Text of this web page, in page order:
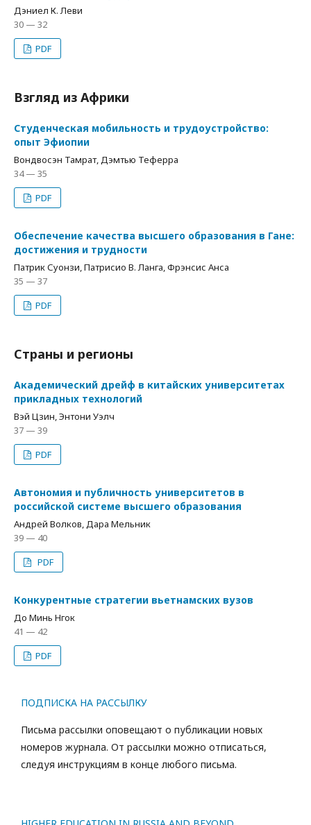
Дэниел К. Леви
30 — 32
PDF
Взгляд из Африки
Студенческая мобильность и трудоустройство:
опыт Эфиопии
Вондвосэн Тамрат, Дэмтью Теферра
34 — 35
PDF
Обеспечение качества высшего образования в Гане:
достижения и трудности
Патрик Суонзи, Патрисио В. Ланга, Фрэнсис Анса
35 — 37
PDF
Страны и регионы
Академический дрейф в китайских университетах
прикладных технологий
Вэй Цзин, Энтони Уэлч
37 — 39
PDF
Автономия и публичность университетов в
российской системе высшего образования
Андрей Волков, Дара Мельник
39 — 40
PDF
Конкурентные стратегии вьетнамских вузов
До Минь Нгок
41 — 42
PDF
ПОДПИСКА НА РАССЫЛКУ
Письма рассылки оповещают о публикации новых
номеров журнала. От рассылки можно отписаться,
следуя инструкциям в конце любого письма.